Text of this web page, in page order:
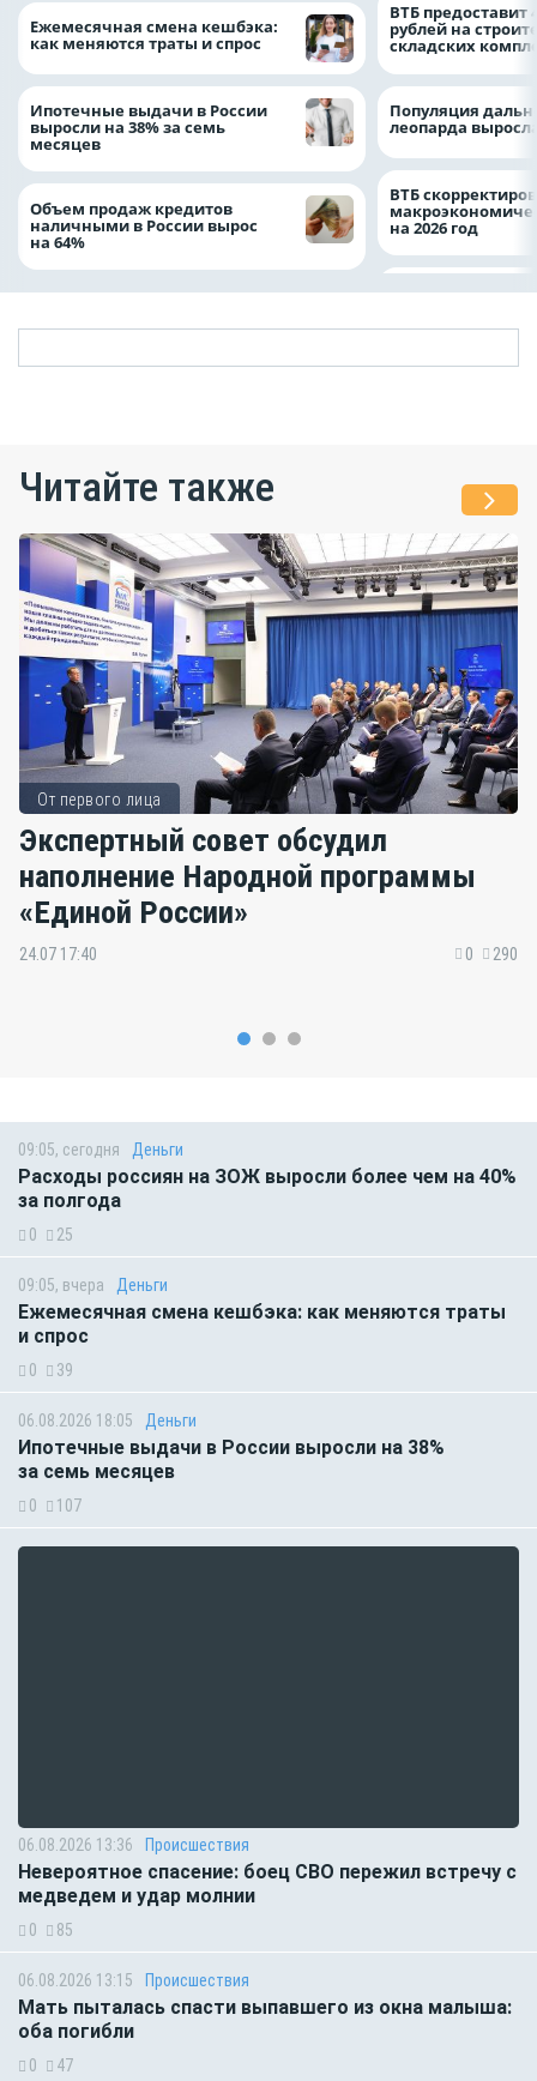
Ежемесячная смена кешбэка:
как меняются траты и спрос
Ипотечные выдачи в России
выросли на 38% за семь
месяцев
Объем продаж кредитов
наличными в России вырос
на 64%
ВТБ предоставит
рублей на
складских
Популяция
леопарда
ВТБ
на 2026 год
Читайте также
От первого лица
Экспертный совет обсудил
наполнение Народной программы
«Единой России»
24.07 17:40 0 290
09:05, сегодня Деньги
Расходы россиян на ЗОЖ выросли более чем на 40%
за полгода
0 25
09:05, вчера Деньги
Ежемесячная смена кешбэка: как меняются траты
и спрос
0 39
06.08.2026 18:05 Деньги
Ипотечные выдачи в России выросли на 38%
за семь месяцев
0 107
06.08.2026 13:36 Происшествия
Невероятное спасение: боец СВО пережил встречу с
медведем и удар молнии
0 85
06.08.2026 13:15 Происшествия
Мать пыталась спасти выпавшего из окна малыша:
оба погибли
0 47